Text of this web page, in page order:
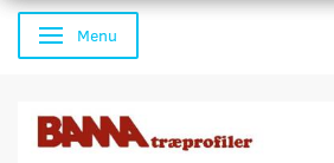
Skifte navigation
Menu